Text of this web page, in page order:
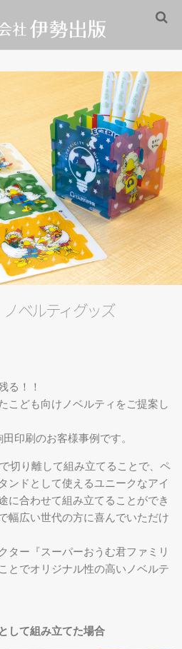
ノ ベルティ グッ ズ
る！！
こども向けノベルティをご提案し
印刷のお客様事例です。
切り離して組み立てることで、ペ
ンドとして使えるユニークなアイ
に合わせて組み立てることができ
幅広い世代の方に喜んでいただけ
ター『スーパーおうむ君ファミリ
とでオリジナル性の高いノベルテ
して組み立てた場合